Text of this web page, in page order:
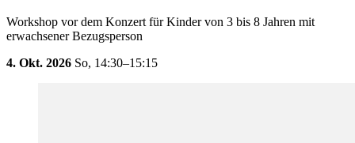
Workshop vor dem Konzert für Kinder von 3 bis 8 Jahren mit
erwachsener Bezugsperson
4. Okt. 2026 So, 14:30–15:15